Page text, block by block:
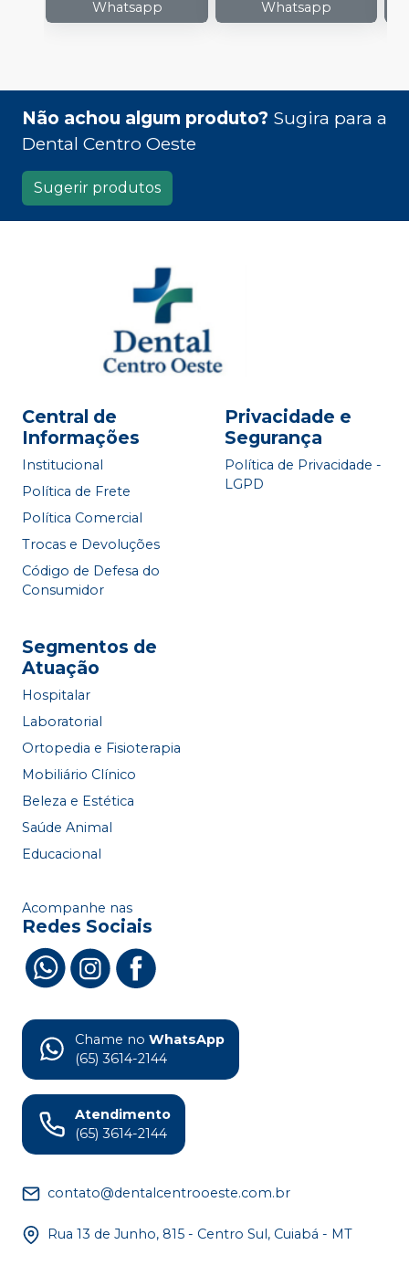
Whatsapp Whatsapp
Não achou algum produto? Sugira para a
Dental Centro Oeste
Sugerir produtos
Central de
Informações
Institucional
Política de Frete
Política Comercial
Trocas e Devoluções
Código de Defesa do
Consumidor
Privacidade e
Segurança
Política de Privacidade -
LGPD
Segmentos de
Atuação
Hospitalar
Laboratorial
Ortopedia e Fisioterapia
Mobiliário Clínico
Beleza e Estética
Saúde Animal
Educacional
Acompanhe nas
Redes Sociais
Chame no WhatsApp
(65) 3614-2144
Atendimento
(65) 3614-2144
contato@dentalcentrooeste.com.br
Rua 13 de Junho, 815 - Centro Sul, Cuiabá - MT